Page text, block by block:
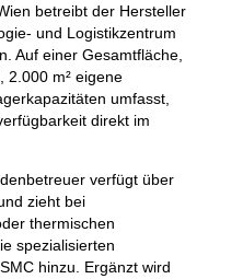
betreibt der Hersteller
und Logistikzentrum
Auf einer Gesamtfläche,
2.000 m² eigene
umfasst,
direkt im
verfügt über
zieht bei
thermischen
spezialisierten
hinzu. Ergänzt wird